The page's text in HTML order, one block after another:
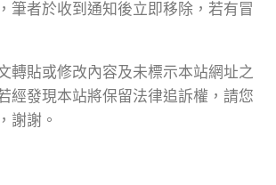
筆者於收到通知後立即移除，若有冒
轉貼或修改內容及未標示本站網址之
經發現本站將保留法律追訴權，請您
謝謝。